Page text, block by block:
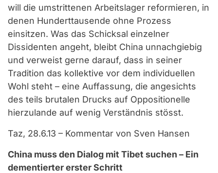
will die umstrittenen Arbeitslager reformieren, in
denen Hunderttausende ohne Prozess
einsitzen. Was das Schicksal einzelner
Dissidenten angeht, bleibt China unnachgiebig
und verweist gerne darauf, dass in seiner
Tradition das kollektive vor dem individuellen
Wohl steht – eine Auffassung, die angesichts
des teils brutalen Drucks auf Oppositionelle
hierzulande auf wenig Verständnis stösst.
Taz, 28.6.13 – Kommentar von Sven Hansen
China muss den Dialog mit Tibet suchen – Ein
dementierter erster Schritt